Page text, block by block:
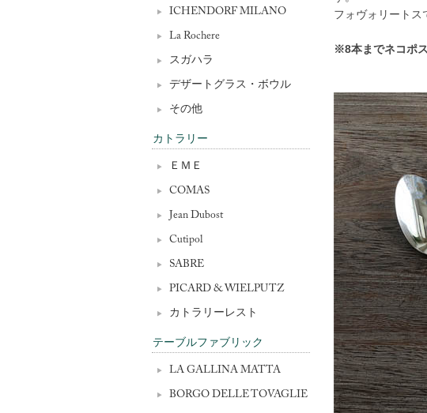
フォヴォリートス
※8本までネコポ
ICHENDORF MILANO
La Rochere
スガハラ
デザートグラス・ボウル
その他
カトラリー
ＥＭＥ
COMAS
Jean Dubost
Cutipol
SABRE
PICARD & WIELPUTZ
カトラリーレスト
テーブルファブリック
LA GALLINA MATTA
BORGO DELLE TOVAGLIE